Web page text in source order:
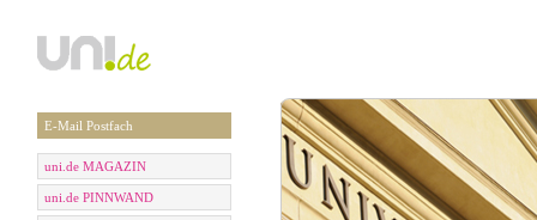
E-Mail Postfach
uni.de MAGAZIN
uni.de PINNWAND